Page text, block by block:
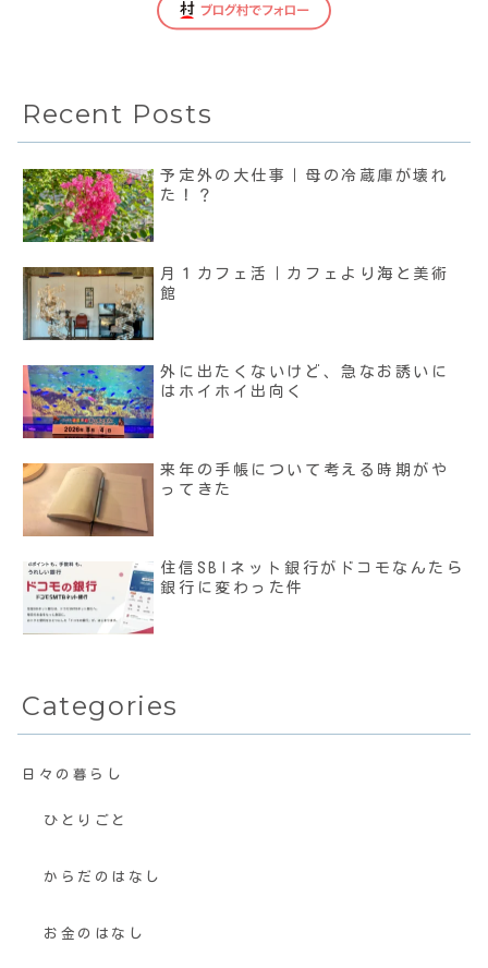
Recent Posts
予定外の大仕事｜母の冷蔵庫が壊れ
た！？
月１カフェ活｜カフェより海と美術
館
外に出たくないけど、急なお誘いに
はホイホイ出向く
来年の手帳について考える時期がや
ってきた
住信SBIネット銀行がドコモなんたら
銀行に変わった件
Categories
日々の暮らし
ひとりごと
からだのはなし
お金のはなし